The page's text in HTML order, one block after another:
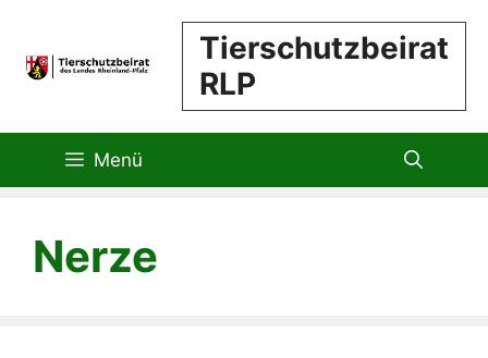
springen
Tierschutzbeirat
RLP
Menü
Nerze